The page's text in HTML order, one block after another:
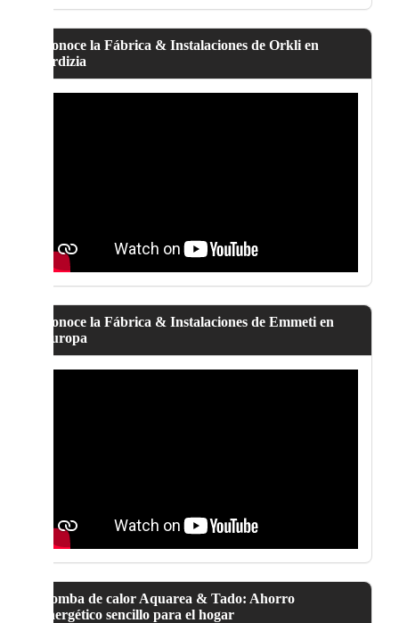
Conoce la Fábrica & Instalaciones de Orkli en
Ordizia
Conoce la Fábrica & Instalaciones de Emmeti en
Europa
Bomba de calor Aquarea & Tado: Ahorro
energético sencillo para el hogar